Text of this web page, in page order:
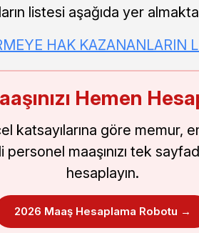
listesi aşağıda yer
HAK KAZANANLARIN
Hemen
katsayılarına göre memur,
personel maaşınızı tek
hesaplayın.
2026 Maaş Hesaplama Robotu →